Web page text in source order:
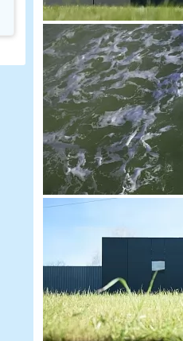
+7 495 215 5755 доб.
+7 925-084-93-70